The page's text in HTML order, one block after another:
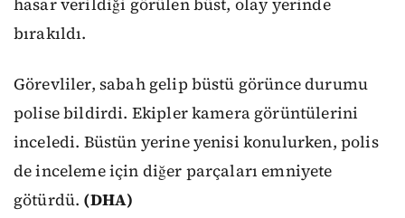
bırakıldı.
Görevliler, sabah gelip büstü görünce durumu
polise bildirdi. Ekipler kamera görüntülerini
inceledi. Büstün yerine yenisi konulurken, polis
de inceleme için diğer parçaları emniyete
götürdü. (DHA)